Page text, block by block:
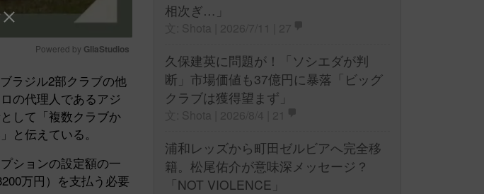
Mute
Powered by GliaStudios
ラジル2部クラブの他
の代理人であるアジ
して「複数クラブか
と伝えている。
ションの設定額の一
万円）を支払う必要
相次ぎ…」
久保建英に問題が！「ソシエダが判
断」市場価値も37億円に暴落「ビッグ
クラブは獲得望まず」
浦和レッズから町田ゼルビアへ完全移
籍。松尾佑介が意味深メッセージ？
「NOT VIOLENCE」